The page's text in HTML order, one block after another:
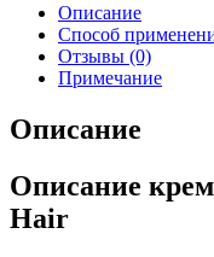
Описание
Способ
Отзывы (0)
Примечание
Описание
Описание
Hair